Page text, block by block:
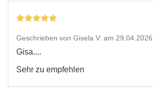
Geschrieben von Gisela V. am 29.04.2026
Gisa....
Sehr zu empfehlen